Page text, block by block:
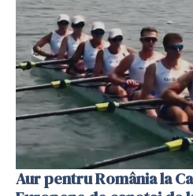
Aur pentru România la